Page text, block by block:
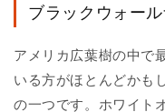
ブラックウォール
アメリカ広葉樹の中で
いる方がほとんどかも
の一つです。ホワイト